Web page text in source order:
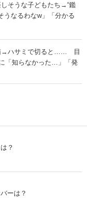
しそうな子どもたち→“鑑
うなるわなw」「分かる
→ハサミで切ると…… 目
「知らなかった…」「発
？
ーは？